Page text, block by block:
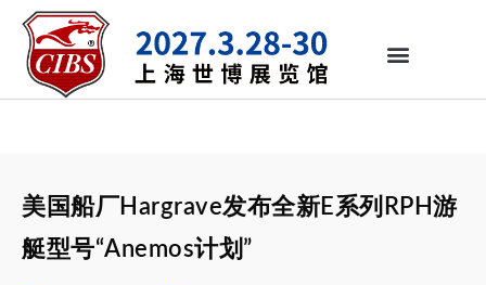
美国船厂Hargrave发布全新E系列RPH游
艇型号“Anemos计划”